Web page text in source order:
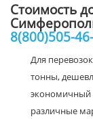
Стоимость
8(800)505-
Для
тонны,
экономичный
различные